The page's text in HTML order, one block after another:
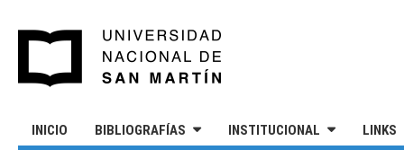
INICIO BIBLIOGRAFÍAS INSTITUCIONAL LINKS